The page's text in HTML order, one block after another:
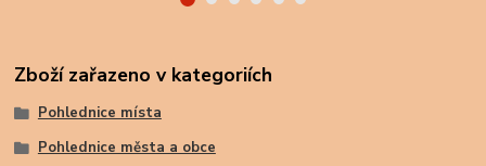
Zboží zařazeno v kategoriích
Pohlednice místa
Pohlednice města a obce